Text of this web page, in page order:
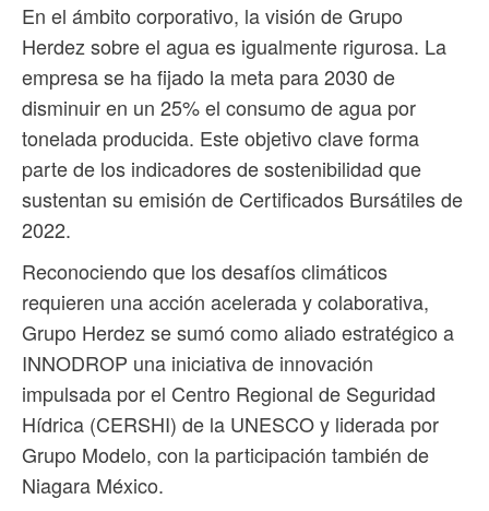
En el ámbito corporativo, la visión de Grupo
Herdez sobre el agua es igualmente rigurosa. La
empresa se ha fijado la meta para 2030 de
disminuir en un 25% el consumo de agua por
tonelada producida. Este objetivo clave forma
parte de los indicadores de sostenibilidad que
sustentan su emisión de Certificados Bursátiles de
2022.
Reconociendo que los desafíos climáticos
requieren una acción acelerada y colaborativa,
Grupo Herdez se sumó como aliado estratégico a
INNODROP una iniciativa de innovación
impulsada por el Centro Regional de Seguridad
Hídrica (CERSHI) de la UNESCO y liderada por
Grupo Modelo, con la participación también de
Niagara México.